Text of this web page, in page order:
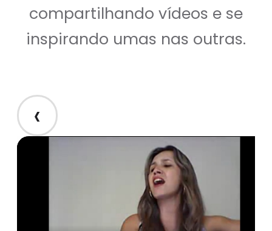
compartilhando vídeos e se
inspirando umas nas outras.
‹